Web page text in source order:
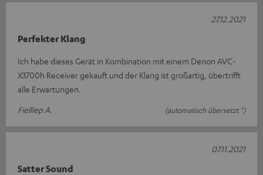
Perfekter Klang
Ich habe dieses Gerät in Kombination mit einem Denon AVC-
X3700h Receiver gekauft und der Klang ist großartig, übertrifft
alle Erwartungen.
Fielliep A.
(automatisch übersetzt *)
27.12.2021
Satter Sound
07.11.2021